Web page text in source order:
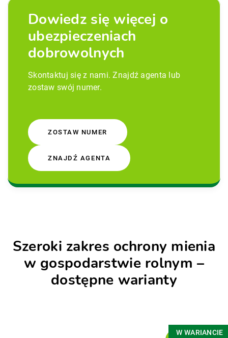
Dowiedz się więcej o
ubezpieczeniach
dobrowolnych
Skontaktuj się z nami. Znajdź agenta lub
zostaw swój numer.
ZOSTAW NUMER
ZNAJDŹ AGENTA
Szeroki zakres ochrony mienia
w gospodarstwie rolnym –
dostępne warianty
W WARIANCIE